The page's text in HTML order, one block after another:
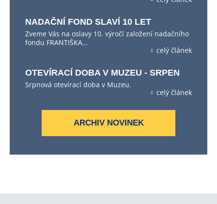
NADAČNÍ FOND SLAVÍ 10 LET
Zveme Vás na oslavy 10. výročí založení nadačního
fondu FRANTIŠKA…
celý článek
OTEVÍRACÍ DOBA V MUZEU - SRPEN
Srpnová otevírací doba v Muzeu.
celý článek
ARCHIV NOVINEK